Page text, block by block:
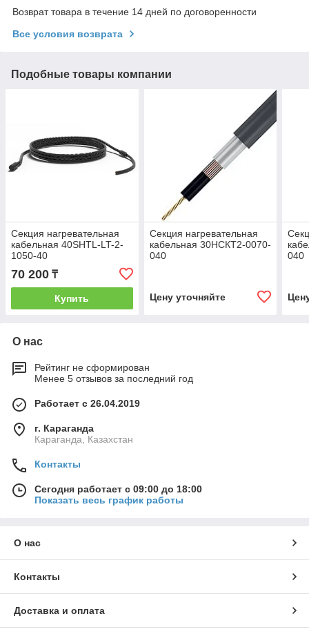
Возврат товара в течение 14 дней по договоренности
Все условия возврата
Подобные товары компании
Секция нагревательная
кабельная 40SHTL-LT-2-
1050-40
70 200 ₸
Купить
Секция нагревательная
кабельная 30НСКТ2-0070-
040
Цену уточняйте
040
О нас
Рейтинг не сформирован
Менее 5 отзывов за последний год
Работает с 26.04.2019
г. Караганда
Караганда, Казахстан
Контакты
Сегодня работает с 09:00 до 18:00
Показать весь график работы
О нас
Контакты
Доставка и оплата